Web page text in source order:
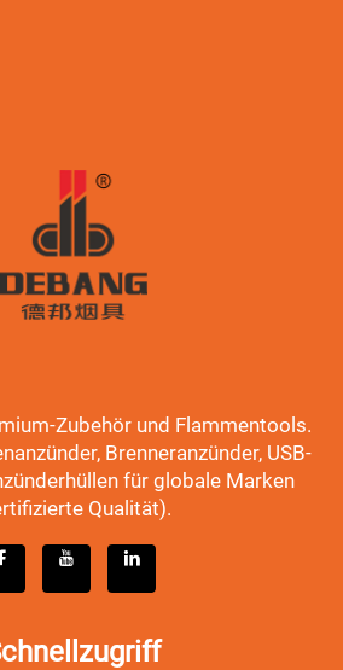
Zubehör und Flammentools.
Brenneranzünder, USB-
für globale Marken
Qualität).